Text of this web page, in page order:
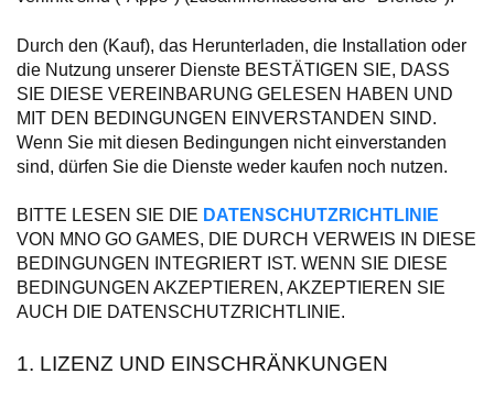
Durch den (Kauf), das Herunterladen, die Installation oder
die Nutzung unserer Dienste BESTÄTIGEN SIE, DASS
SIE DIESE VEREINBARUNG GELESEN HABEN UND
MIT DEN BEDINGUNGEN EINVERSTANDEN SIND.
Wenn Sie mit diesen Bedingungen nicht einverstanden
sind, dürfen Sie die Dienste weder kaufen noch nutzen.
BITTE LESEN SIE DIE DATENSCHUTZRICHTLINIE
VON MNO GO GAMES, DIE DURCH VERWEIS IN DIESE
BEDINGUNGEN INTEGRIERT IST. WENN SIE DIESE
BEDINGUNGEN AKZEPTIEREN, AKZEPTIEREN SIE
AUCH DIE DATENSCHUTZRICHTLINIE.
1. LIZENZ UND EINSCHRÄNKUNGEN